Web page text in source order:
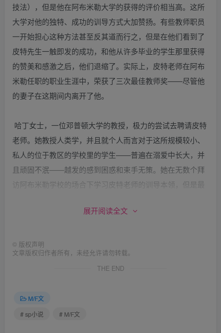
技法），但是他在阿布米勒大学的获得的评价相当高。这所
大学对他的独特、成功的训导方式大加赞扬。有些教师职员
一开始担心这种方法甚至反其道而行之，但是在他们看到了
皮特先生一触即发的成功，和他从许多毕业的学生那里获得
的赞美和感激之后，他们退缩了。实际上，皮特老师在阿布
米勒任职的职业生涯中，荣获了三次最佳教师奖——尽管他
的妻子在这期间内离开了他。
哈丁女士，一位邓普顿大学的教授，极力的尝试去聘请皮特
老师。她教授人类学，并且就个人而言对于这所规模较小、
私人的位于教区的学校里的学生——普遍在溺爱中长大，并
且顽固不泯——越发的感到困惑和束手无策。她在无数个拜
访阿布米勒学校的场合下学习皮特老师的训导本领，但是最
“为什么不干脆聘请他来呢？”于是，皮特老师在这所大学不
的方法毋庸置疑是最好的。
然而他到达了邓普顿学校就立刻怔住了。在阿布米勒学生没
着。然而在邓普顿，所有的学生都必须穿着传统的校服：女
生，穿着白色的衬衣和黑色领结，到达膝盖以下的格子花呢
展开阅读全文
© 版权声明
文章版权归作者所有，未经允许请勿转载。
THE END
M/F文
# sp小说
# M/F文